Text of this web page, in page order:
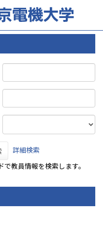
詳細検索
教員情報を検索します。